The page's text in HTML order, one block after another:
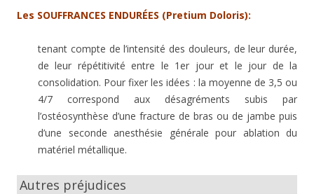
Les SOUFFRANCES ENDURÉES (Pretium Doloris):
tenant compte de l’intensité des douleurs, de leur durée,
de leur répétitivité entre le 1er jour et le jour de la
consolidation. Pour fixer les idées : la moyenne de 3,5 ou
4/7 correspond aux désagréments subis par
l’ostéosynthèse d’une fracture de bras ou de jambe puis
d’une seconde anesthésie générale pour ablation du
matériel métallique.
Autres préjudices